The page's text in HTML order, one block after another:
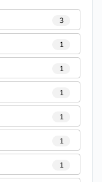
3
1
1
1
1
1
1